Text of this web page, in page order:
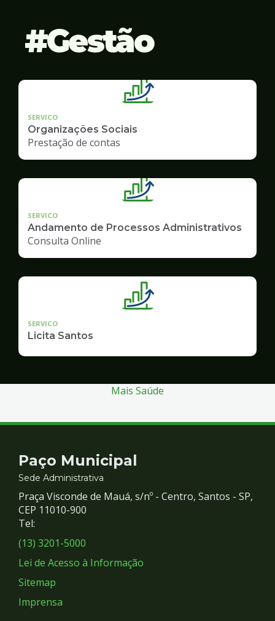
Gestão
SERVICO
Organizações Sociais
Prestação de contas
SERVICO
Andamento de Processos Administrativos
Consulta Online
SERVICO
Licita Santos
Mais Saúde
Contato
e
Redes
Sociais
Paço Municipal
Sede Administrativa
Praça Visconde de Mauá, s/nº - Centro, Santos - SP,
CEP 11010-900
Tel:
(13) 3201-5000
Lei de Acesso à Informação
Sitemap
Imprensa